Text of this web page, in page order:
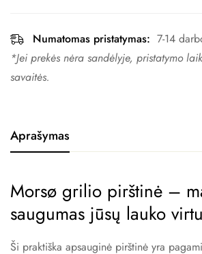
Numatomas pristatymas: 7-14
*Jei prekės nėra sandėlyje, pristatymo
savaitės.
Aprašymas
Morsø grilio pirštinė –
saugumas jūsų lauko
Ši praktiška apsauginė pirštinė yra